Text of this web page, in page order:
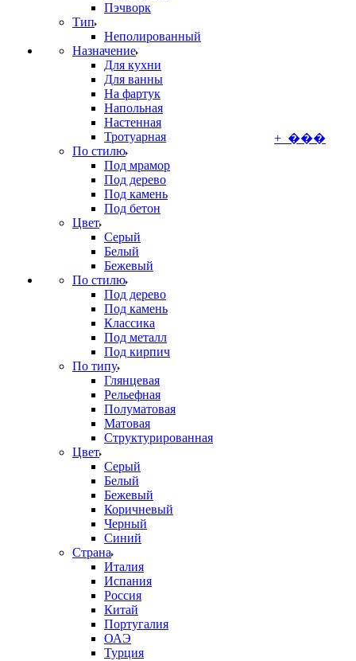
Пэчворк
Тип
Неполированный
Назначение
Для кухни
Для ванны
На фартук
Напольная
Настенная
Тротуарная
По стилю
Под мрамор
Под дерево
Под камень
Под бетон
Цвет
Серый
Белый
Бежевый
По стилю
Под дерево
Под камень
Классика
Под металл
Под кирпич
По типу
Глянцевая
Рельефная
Полуматовая
Матовая
Структурированная
Цвет
Серый
Белый
Бежевый
Коричневый
Черный
Синий
Страна
Италия
Испания
Россия
Китай
Португалия
ОАЭ
Турция
+ ���